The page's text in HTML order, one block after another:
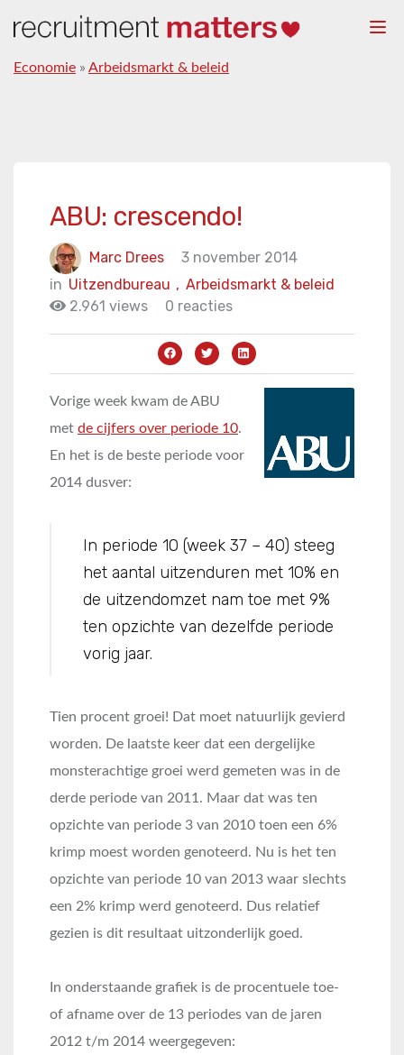
Economie » Arbeidsmarkt & beleid
ABU: crescendo!
Marc Drees
3 november 2014
in
Arbeidsmarkt & beleid
Uitzendbureau ,
2.961 views
0 reacties
Vorige week kwam de ABU
met de cijfers over periode 10.
En het is de beste periode voor
2014 dusver:
In periode 10 (week 37 – 40) steeg
het aantal uitzenduren met 10% en
de uitzendomzet nam toe met 9%
ten opzichte van dezelfde periode
vorig jaar.
Tien procent groei! Dat moet natuurlijk gevierd
worden. De laatste keer dat een dergelijke
monsterachtige groei werd gemeten was in de
derde periode van 2011. Maar dat was ten
opzichte van periode 3 van 2010 toen een 6%
krimp moest worden genoteerd. Nu is het ten
opzichte van periode 10 van 2013 waar slechts
een 2% krimp werd genoteerd. Dus relatief
gezien is dit resultaat uitzonderlijk goed.
In onderstaande grafiek is de procentuele toe-
of afname over de 13 periodes van de jaren
2012 t/m 2014 weergegeven: